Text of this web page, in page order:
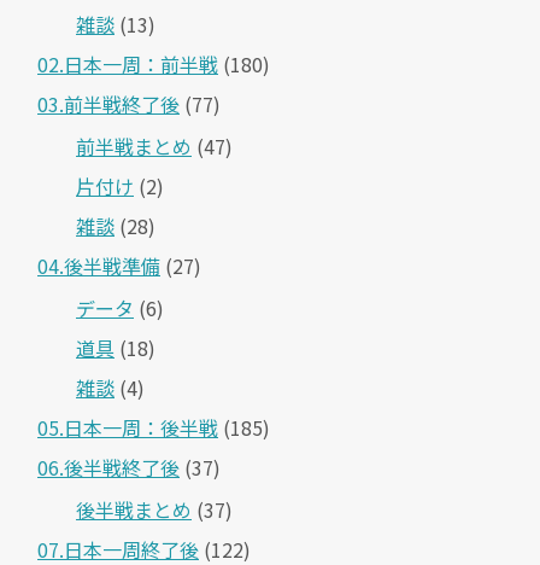
雑談 (13)
02.日本一周：前半戦 (180)
03.前半戦終了後 (77)
前半戦まとめ (47)
片付け (2)
雑談 (28)
04.後半戦準備 (27)
データ (6)
道具 (18)
雑談 (4)
05.日本一周：後半戦 (185)
06.後半戦終了後 (37)
後半戦まとめ (37)
07.日本一周終了後 (122)